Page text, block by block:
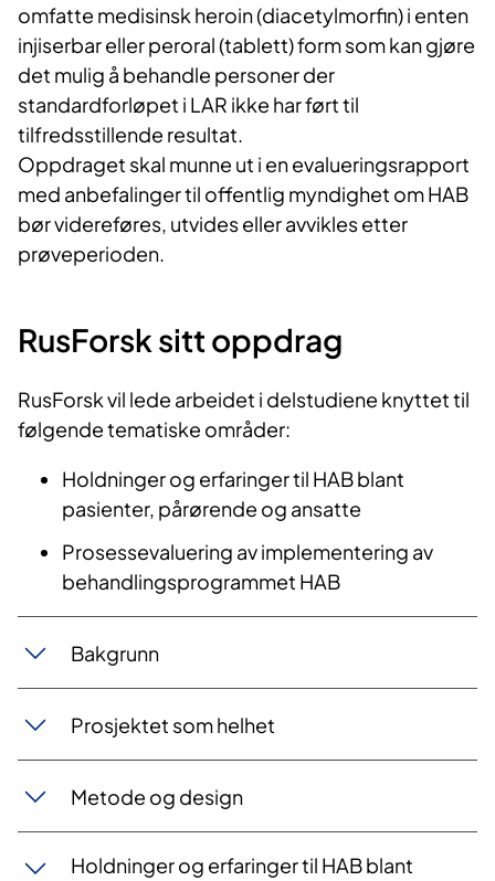
omfatte medisinsk heroin (diacetylmorfin) i enten
injiserbar eller peroral (tablett) form som kan gjøre
det mulig å behandle personer der
standardforløpet i LAR ikke har ført til
tilfredsstillende resultat.
Oppdraget skal munne ut i en evalueringsrapport
med anbefalinger til offentlig myndighet om HAB
bør videreføres, utvides eller avvikles etter
prøveperioden.
RusForsk sitt oppdrag
RusForsk vil lede arbeidet i delstudiene knyttet til
følgende tematiske områder:
Holdninger og erfaringer til HAB blant
pasienter, pårørende og ansatte
Prosessevaluering av implementering av
behandlingsprogrammet HAB
Bakgrunn
Prosjektet som helhet
Metode og design
Holdninger og erfaringer til HAB blant